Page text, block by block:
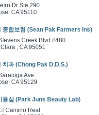
Dr Ste 290
CA 95110
종합보험 (Sean Pak Farmers Ins)
Creek Blvd.#480
, CA 95051
치과 (Chong Pak D.D.S.)
Ave
CA 95129
용실 (Park Juns Beauty Lab)
Camino Real